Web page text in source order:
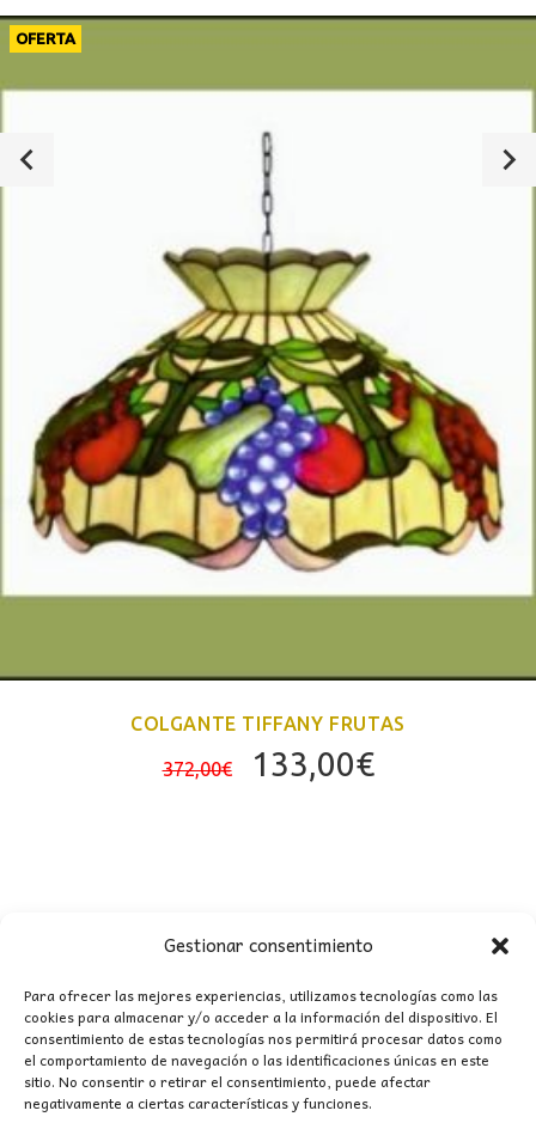
Gestionar consentimiento
Para ofrecer las mejores experiencias, utilizamos tecnologías como las
cookies para almacenar y/o acceder a la información del dispositivo. El
consentimiento de estas tecnologías nos permitirá procesar datos como
el comportamiento de navegación o las identificaciones únicas en este
sitio. No consentir o retirar el consentimiento, puede afectar
negativamente a ciertas características y funciones.
OFERTA
COLGANTE TIFFANY FRUTAS
372,00€
El
133,00€El
CONTACTO
MI CUENTA